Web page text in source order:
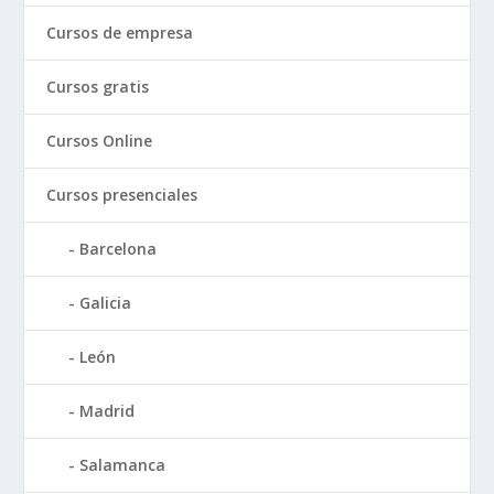
Cursos de empresa
Cursos gratis
Cursos Online
Cursos presenciales
Barcelona
Galicia
León
Madrid
Salamanca